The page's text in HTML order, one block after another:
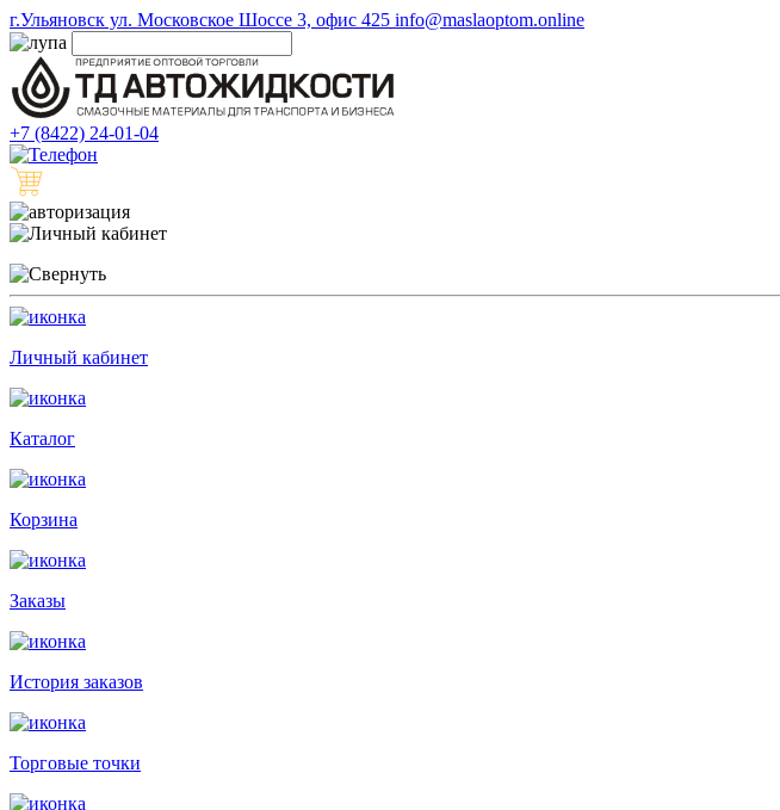
г.Ульяновск ул. Московское Шоссе 3, офис 425 info@maslaoptom.online
+7 (8422) 24-01-04
Личный кабинет
Каталог
Корзина
Заказы
История заказов
Торговые точки